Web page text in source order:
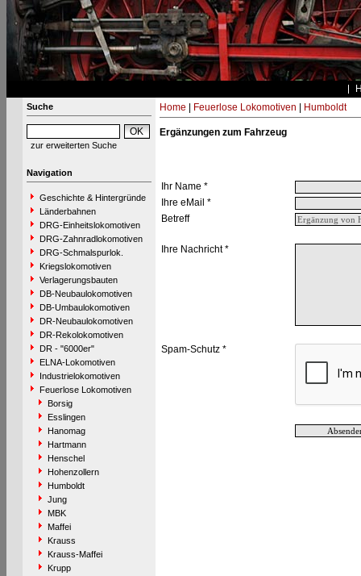
Suche
zur erweiterten Suche
Navigation
Geschichte & Hintergründe
Länderbahnen
DRG-Einheitslokomotiven
DRG-Zahnradlokomotiven
DRG-Schmalspurlok.
Kriegslokomotiven
Verlagerungsbauten
DB-Neubaulokomotiven
DB-Umbaulokomotiven
DR-Neubaulokomotiven
DR-Rekolokomotiven
DR - "6000er"
ELNA-Lokomotiven
Industrielokomotiven
Feuerlose Lokomotiven
Borsig
Esslingen
Hanomag
Hartmann
Henschel
Hohenzollern
Humboldt
Jung
MBK
Maffei
Krauss
Krauss-Maffei
Krupp
Home Feuerlose Lokomotiven Humboldt
Ergänzungen zum Fahrzeug
Ihr Name *
Ihre eMail *
Betreff
Ihre Nachricht *
Spam-Schutz *